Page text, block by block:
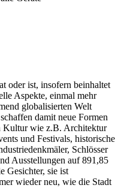
oder ist, insofern beinhaltet
Aspekte, einmal mehr
globalisierten Welt
damit neue Formen
Kultur wie z.B. Architektur
und Festivals, historische
Schlösser
Ausstellungen auf 891,85
Gesichter, sie ist
wieder neu, wie die Stadt